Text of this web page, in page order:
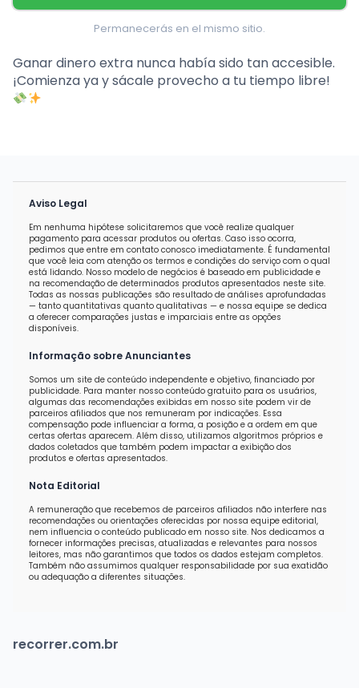
Permanecerás en el mismo sitio.
Ganar dinero extra nunca había sido tan accesible.
¡Comienza ya y sácale provecho a tu tiempo libre!
Aviso Legal
Em nenhuma hipótese solicitaremos que você realize qualquer
pagamento para acessar produtos ou ofertas. Caso isso ocorra,
pedimos que entre em contato conosco imediatamente. É fundamental
que você leia com atenção os termos e condições do serviço com o qual
está lidando. Nosso modelo de negócios é baseado em publicidade e
na recomendação de determinados produtos apresentados neste site.
Todas as nossas publicações são resultado de análises aprofundadas
— tanto quantitativas quanto qualitativas — e nossa equipe se dedica
a oferecer comparações justas e imparciais entre as opções
disponíveis.
Informação sobre Anunciantes
Somos um site de conteúdo independente e objetivo, financiado por
publicidade. Para manter nosso conteúdo gratuito para os usuários,
algumas das recomendações exibidas em nosso site podem vir de
parceiros afiliados que nos remuneram por indicações. Essa
compensação pode influenciar a forma, a posição e a ordem em que
certas ofertas aparecem. Além disso, utilizamos algoritmos próprios e
dados coletados que também podem impactar a exibição dos
produtos e ofertas apresentados.
Nota Editorial
A remuneração que recebemos de parceiros afiliados não interfere nas
recomendações ou orientações oferecidas por nossa equipe editorial,
nem influencia o conteúdo publicado em nosso site. Nos dedicamos a
fornecer informações precisas, atualizadas e relevantes para nossos
leitores, mas não garantimos que todos os dados estejam completos.
Também não assumimos qualquer responsabilidade por sua exatidão
ou adequação a diferentes situações.
recorrer.com.br